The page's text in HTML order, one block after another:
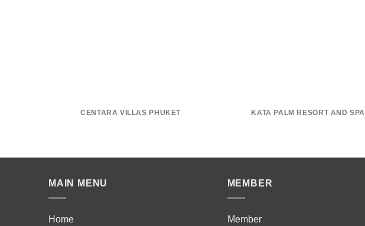
CENTARA VILLAS PHUKET KATA PALM RESORT AND SPA
MAIN MENU
Home
MEMBER
Member